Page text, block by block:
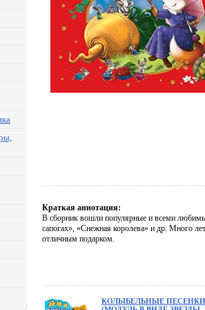
Краткая аннотация:
В сборник вошли популярные и всеми
сапогах», «Снежная королева» и др. Много
отличным подарком.
КОЛЫБЕЛЬНЫЕ ПЕСЕНКИ